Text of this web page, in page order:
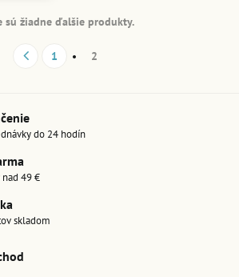
sú žiadne ďalšie produkty.
1 2
do 24 hodín
49 €
skladom